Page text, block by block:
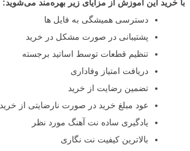
با خرید این آموزش از مزایای زیر بهره‌مند می‌شوید:
دسترسی همیشگی به فایل ها
پشتیبانی در صورت مشکل در خرید
تنظیم قطعات توسط اساتید برجسته
دریافت امتیاز وفاداری
تضمین رضایت از خرید
عود مبلغ خرید در صورت نارضایتی از خرید
یادگیری ساده نت آهنگ مورد نظر
بالاترین کیفیت نت نگاری